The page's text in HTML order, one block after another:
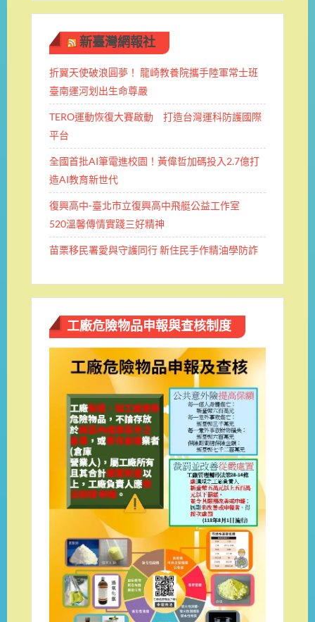
新臺灣網報社
折翼天使破浪圓夢！ 龍崎教養院攜手陸軍常士班 ​
臺南運河划出生命尊嚴
TERO運動恢復大賽啟動 打造台灣運科防護國際
平台
全國首批AI筆電進校園！黃偉哲加碼投入2.7億打
造AI教育新世代
復興高中-臺北市立復興高中飛艇公益工作室
520溫馨傳情實踐三好精神
苗栗移民署愛與守護同行 新住民手作精油學防詐
工廠危險物品申報與查核制度